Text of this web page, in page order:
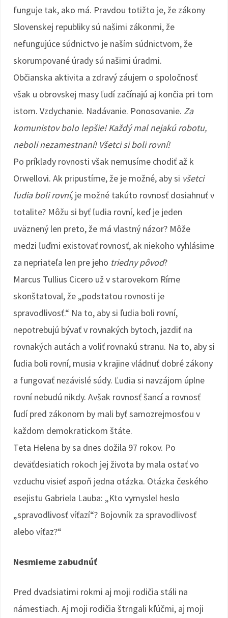
funguje tak, ako má. Pravdou totižto je, že zákony
Slovenskej republiky sú našimi zákonmi, že
nefungujúce súdnictvo je naším súdnictvom, že
skorumpované úrady sú našimi úradmi.
Občianska aktivita a zdravý záujem o spoločnosť
však u obrovskej masy ľudí začínajú aj končia pri tom
istom. Vzdychanie. Nadávanie. Ponosovanie. Za
komunistov bolo lepšie! Každý mal nejakú robotu,
neboli nezamestnaní! Všetci si boli rovní!
Po príklady rovnosti však nemusíme chodiť až k
Orwellovi. Ak pripustíme, že je možné, aby si všetci
ľudia boli rovní, je možné takúto rovnosť dosiahnuť v
totalite? Môžu si byť ľudia rovní, keď je jeden
uväznený len preto, že má vlastný názor? Môže
medzi ľuďmi existovať rovnosť, ak niekoho vyhlásime
za nepriateľa len pre jeho triedny pôvod?
Marcus Tullius Cicero už v starovekom Ríme
skonštatoval, že „podstatou rovnosti je
spravodlivosť.“ Na to, aby si ľudia boli rovní,
nepotrebujú bývať v rovnakých bytoch, jazdiť na
rovnakých autách a voliť rovnakú stranu. Na to, aby si
ľudia boli rovní, musia v krajine vládnuť dobré zákony
a fungovať nezávislé súdy. Ľudia si navzájom úplne
rovní nebudú nikdy. Avšak rovnosť šancí a rovnosť
ľudí pred zákonom by mali byť samozrejmosťou v
každom demokratickom štáte.
Teta Helena by sa dnes dožila 97 rokov. Po
deväťdesiatich rokoch jej života by mala ostať vo
vzduchu visieť aspoň jedna otázka. Otázka českého
esejistu Gabriela Lauba: „Kto vymyslel heslo
„spravodlivosť víťazí“? Bojovník za spravodlivosť
alebo víťaz?“
Nesmieme zabudnúť
Pred dvadsiatimi rokmi aj moji rodičia stáli na
námestiach. Aj moji rodičia štrngali kľúčmi, aj moji